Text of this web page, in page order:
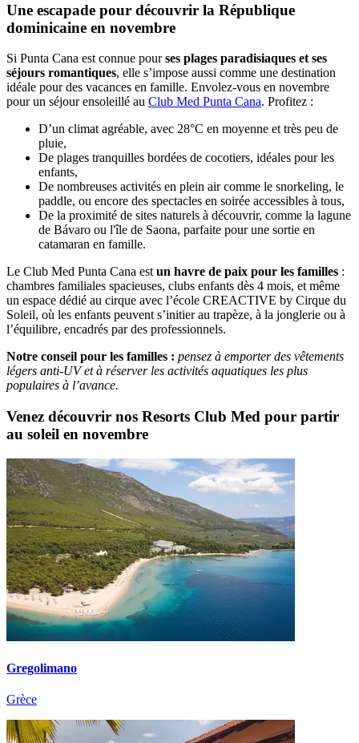
Une escapade pour découvrir la République
dominicaine en novembre
Si Punta Cana est connue pourses plages paradisiaques et ses
séjours romantiques, elle s’impose aussi comme une destination
idéale pour des vacances en famille. Envolez-vous en novembre
pour un séjour ensoleillé au Club Med Punta Cana. Profitez :
D’un climat agréable, avec 28°C en moyenne et très peu de
pluie,
De plages tranquilles bordées de cocotiers, idéales pour les
enfants,
De nombreuses activités en plein air comme le snorkeling, le
paddle, ou encore des spectacles en soirée accessibles à tous,
De la proximité de sites naturels à découvrir, comme la lagune
de Bávaro ou l'île de Saona, parfaite pour une sortie en
catamaran en famille.
Le Club Med Punta Cana est un havre de paix pour les familles :
chambres familiales spacieuses, clubs enfants dès 4 mois, et même
un espace dédié au cirque avec l’école CREACTIVE by Cirque du
Soleil, où les enfants peuvent s’initier au trapèze, à la jonglerie ou à
l’équilibre, encadrés par des professionnels.
Notre conseil pour les familles : pensez à emporter des vêtements
légers anti-UV et à réserver les activités aquatiques les plus
populaires à l’avance.
Venez découvrir nos Resorts Club Med pour partir
au soleil en novembre
Gregolimano
Grèce